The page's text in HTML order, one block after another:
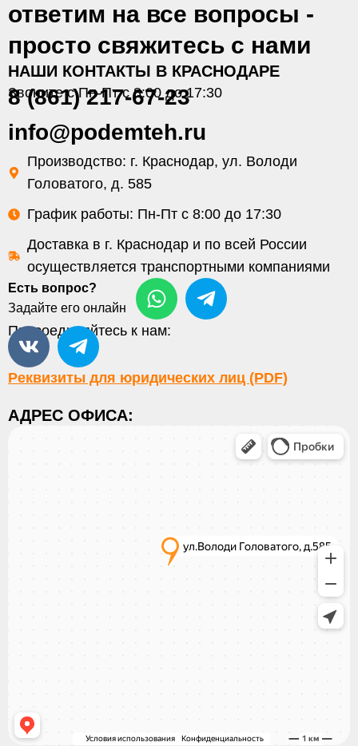
ответим на все вопросы -
просто свяжитесь с нами
НАШИ КОНТАКТЫ В КРАСНОДАРЕ
Звоните с Пн-Пт с 8:00 до 17:30
8 (861) 217-67-23
info@podemteh.ru
Производство: г. Краснодар, ул. Володи
Головатого, д. 585
График работы: Пн-Пт с 8:00 до 17:30
Доставка в г. Краснодар и по всей России
осуществляется транспортными компаниями
Есть вопрос?
Задайте его онлайн
Присоединяйтесь к нам:
Реквизиты для юридических лиц (PDF)
АДРЕС ОФИСА: